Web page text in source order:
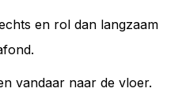
en rol dan langzaam
vandaar naar de vloer.